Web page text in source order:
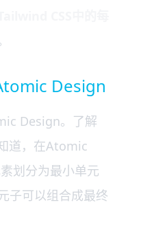
Design
Design。了解
道，在Atomic
划分为最小单元
子可以组合成最终